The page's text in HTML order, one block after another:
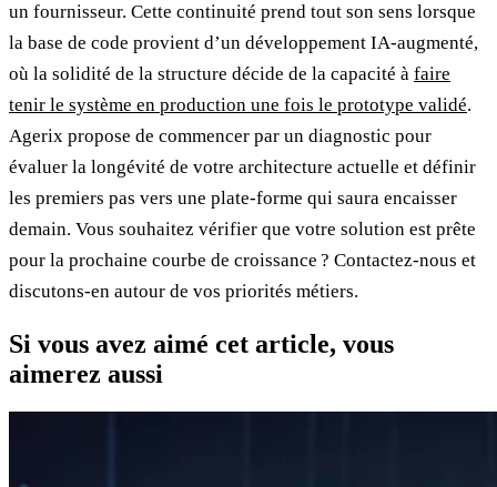
un fournisseur. Cette continuité prend tout son sens lorsque
la base de code provient d’un développement IA-augmenté,
où la solidité de la structure décide de la capacité à faire
tenir le système en production une fois le prototype validé.
Agerix propose de commencer par un diagnostic pour
évaluer la longévité de votre architecture actuelle et définir
les premiers pas vers une plate‑forme qui saura encaisser
demain. Vous souhaitez vérifier que votre solution est prête
pour la prochaine courbe de croissance ? Contactez‑nous et
discutons‑en autour de vos priorités métiers.
Si vous avez aimé cet article, vous
aimerez aussi